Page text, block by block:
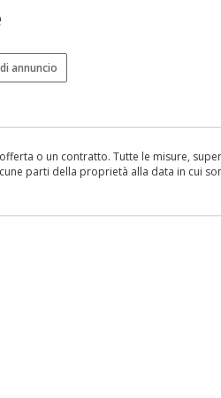
annuncio
o un contratto. Tutte le misure,
parti della proprietà alla data in cui